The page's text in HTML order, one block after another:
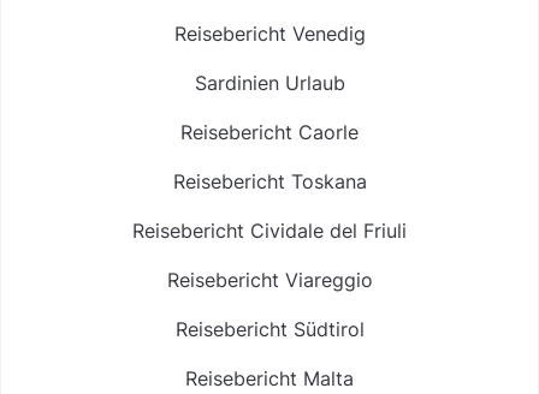
Reisebericht Venedig
Sardinien Urlaub
Reisebericht Caorle
Reisebericht Toskana
Reisebericht Cividale del Friuli
Reisebericht Viareggio
Reisebericht Südtirol
Reisebericht Malta